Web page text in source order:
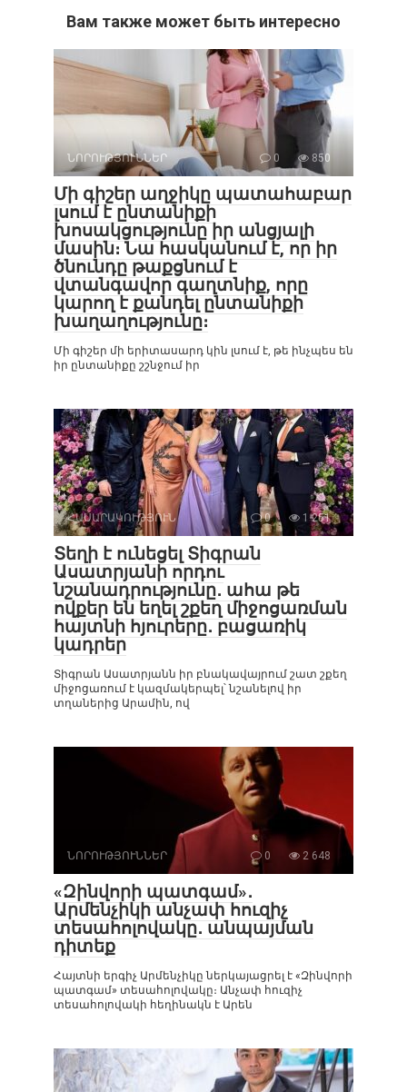
Вам также может быть интересно
ՆՈՐՈՒԹՅՈՒՆՆԵՐ 0 850
Մի գիշեր աղջիկը պատահաբար
լսում է ընտանիքի
խոսակցությունը իր անցյալի
մասին։ Նա հասկանում է, որ իր
ծնունդը թաքցնում է
վտանգավոր գաղտնիք, որը
կարող է քանդել ընտանիքի
խաղաղությունը։
Մի գիշեր մի երիտասարդ կին լսում է, թե ինչպես են
իր ընտանիքը շշնջում իր
ՀԱՍԱՐԱԿՈՒԹՅՈՒՆ 0 1 251
Տեղի է ունեցել Տիգրան
Ասատրյանի որդու
նշանադրությունը․ ահա թե
ովքեր են եղել շքեղ միջոցառման
հայտնի հյուրերը․ բացառիկ
կադրեր
Տիգրան Ասատրյանն իր բնակավայրում շատ շքեղ
միջոցառում է կազմակերպել՝ նշանելով իր
տղաներից Արամին, ով
ՆՈՐՈՒԹՅՈՒՆՆԵՐ 0 2 648
«Զինվորի պատգամ»․
Արմենչիկի անչափ հուզիչ
տեսահոլովակը․ անպայման
դիտեք
Հայտնի երգիչ Արմենչիկը ներկայացրել է «Զինվորի
պատգամ» տեսահոլովակը։ Անչափ հուզիչ
տեսահոլովակի հեղինակն է Արեն